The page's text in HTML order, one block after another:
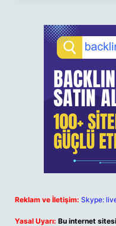
Reklam ve İletişim: Skype:
Yasal Uyarı: Bu internet